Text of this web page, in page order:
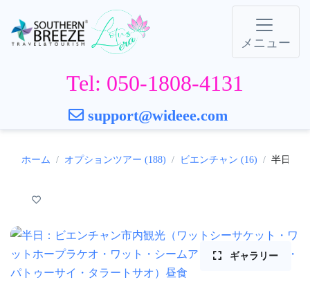
メニュー
Tel: 050-1808-4131
support@wideee.com
ホーム オプションツアー (188) ビエンチャン (16) 半日：
ギャラリー